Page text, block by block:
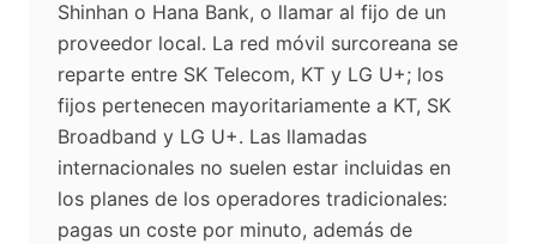
Shinhan o Hana Bank, o llamar al fijo de un
proveedor local. La red móvil surcoreana se
reparte entre SK Telecom, KT y LG U+; los
fijos pertenecen mayoritariamente a KT, SK
Broadband y LG U+. Las llamadas
internacionales no suelen estar incluidas en
los planes de los operadores tradicionales:
pagas un coste por minuto, además de